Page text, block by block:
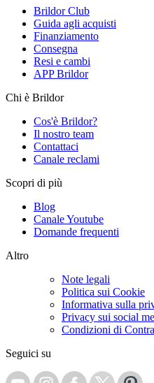
Brildor Club
Guida agli acquisti
Finanziamento
Consegna
Resi e cambi
APP Brildor
Chi è Brildor
Cos'è Brildor?
Il nostro team
Contattaci
Canale reclami
Scopri di più
Blog
Canale Youtube
Domande frequenti
Altro
Note legali
Politica sui Cookie
Informativa sulla
Privacy sui social
Condizioni di
Seguici su